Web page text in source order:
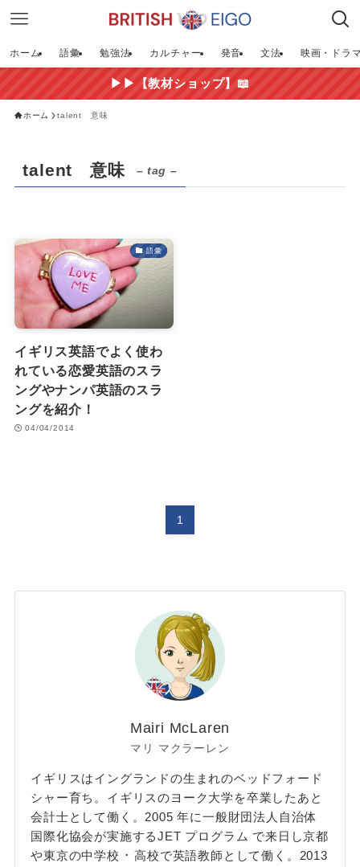
ホーム 語彙 勉強法 カルチャー 発音 文法 映画・ドラ
▶▶【教材ショップ】📖
ホーム talent 意味
talent 意味 – tag –
語彙
イギリス英語でよく使わ
れている恋愛英語のスラ
ングやナンパ英語のスラ
ングを紹介！
04/04/2014
1
Mairi McLaren
マリ マクラーレン
イギリスはイングランドの生まれのベッドフォード
シャー育ち。イギリスのヨーク大学を卒業したあと
会計士として働く。2005 年に一般財団法人自治体
国際化協会が実施するJET プログラム で来日し京都
や東京の中学校 ･ 高校で英語教師として働く。2013